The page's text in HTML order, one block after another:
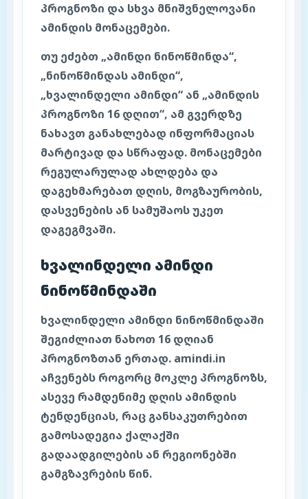
პროგნოზი და სხვა მნიშვნელოვანი
ამინდის მონაცემები.
თუ ეძებთ „ამინდი ნინოწმინდა“,
„ნინოწმინდას ამინდი“,
„ხვალინდელი ამინდი“ ან „ამინდის
პროგნოზი 16 დღით“, ამ გვერდზე
ნახავთ განახლებად ინფორმაციას
მარტივად და სწრაფად. მონაცემები
რეგულარულად ახლდება და
დაგეხმარებათ დღის, მოგზაურობის,
დასვენების ან სამუშაოს უკეთ
დაგეგმვაში.
ხვალინდელი ამინდი
ნინოწმინდაში
ხვალინდელი ამინდი ნინოწმინდაში
შეგიძლიათ ნახოთ 16 დღიან
პროგნოზთან ერთად. amindi.in
აჩვენებს როგორც მოკლე პროგნოზს,
ასევე რამდენიმე დღის ამინდის
ტენდენციას, რაც განსაკუთრებით
გამოსადეგია ქალაქში
გადაადგილების ან რეგიონებში
გამგზავრების წინ.